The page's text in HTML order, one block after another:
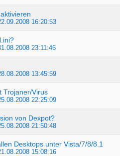
16:20:53
23:11:46
13:45:59
Trojaner/Virus
22:25:09
von Dexpot?
21:50:48
Desktops unter Vista/7/8/8.1
15:08:16